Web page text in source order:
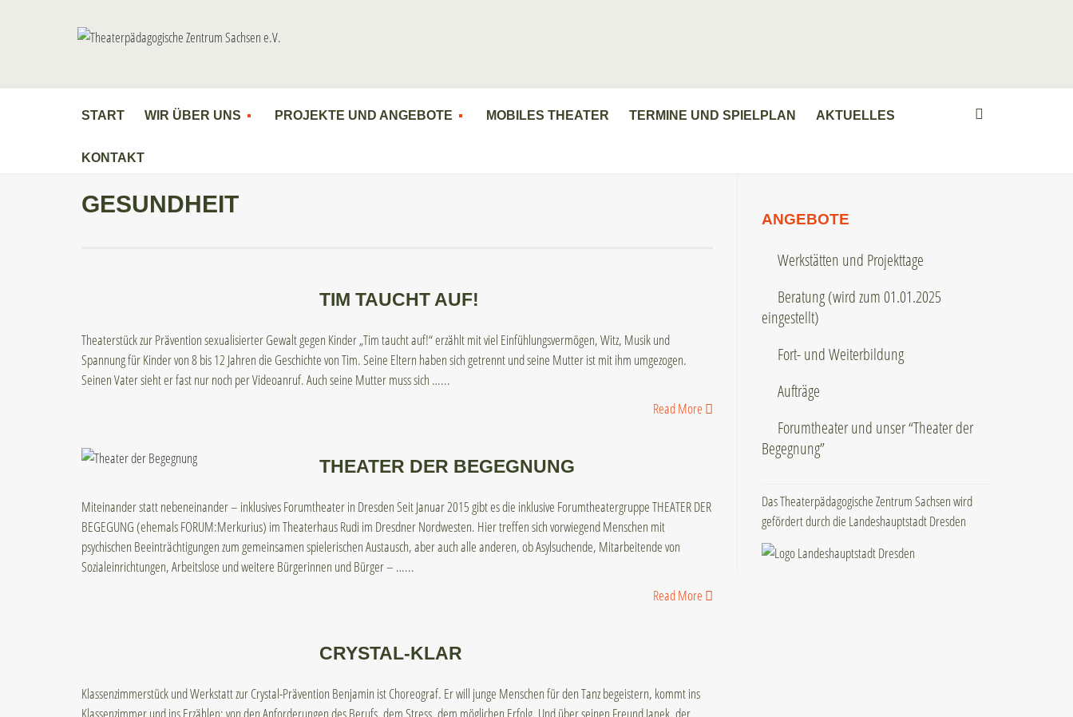
START WIR ÜBER UNS PROJEKTE UND ANGEBOTE MOBILES THEATER TERMINE UND SPIELPLAN AKTUELLES
KONTAKT
GESUNDHEIT
TIM TAUCHT AUF!
Theaterstück zur Prävention sexualisierter Gewalt gegen Kinder „Tim taucht auf!“ erzählt mit viel Einfühlungsvermögen, Witz, Musik und
Spannung für Kinder von 8 bis 12 Jahren die Geschichte von Tim. Seine Eltern haben sich getrennt und seine Mutter ist mit ihm umgezogen.
Seinen Vater sieht er fast nur noch per Videoanruf. Auch seine Mutter muss sich …...
Read More
THEATER DER BEGEGNUNG
Miteinander statt nebeneinander – inklusives Forumtheater in Dresden Seit Januar 2015 gibt es die inklusive Forumtheatergruppe THEATER DER
BEGEGUNG (ehemals FORUM:Merkurius) im Theaterhaus Rudi im Dresdner Nordwesten. Hier treffen sich vorwiegend Menschen mit
psychischen Beeinträchtigungen zum gemeinsamen spielerischen Austausch, aber auch alle anderen, ob Asylsuchende, Mitarbeitende von
Sozialeinrichtungen, Arbeitslose und weitere Bürgerinnen und Bürger – …...
Read More
CRYSTAL-KLAR
Klassenzimmerstück und Werkstatt zur Crystal-Prävention Benjamin ist Choreograf. Er will junge Menschen für den Tanz begeistern, kommt ins
ANGEBOTE
Werkstätten und Projekttage
Beratung (wird zum 01.01.2025
eingestellt)
Fort- und Weiterbildung
Aufträge
Forumtheater und unser “Theater der
Begegnung”
Das Theaterpädagogische Zentrum Sachsen wird
gefördert durch die Landeshauptstadt Dresden